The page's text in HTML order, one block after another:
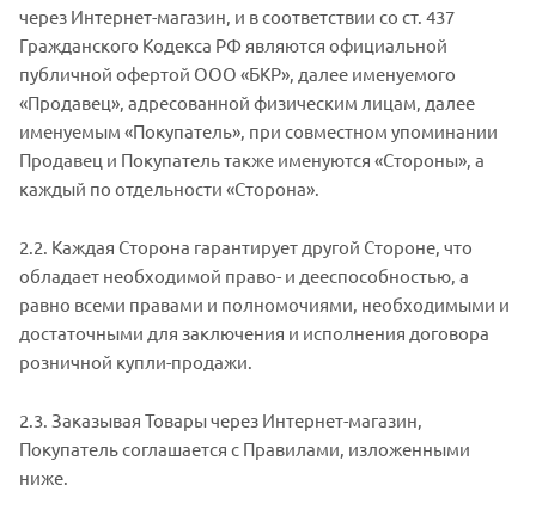
через Интернет-магазин, и в соответствии со ст. 437
Гражданского Кодекса РФ являются официальной
публичной офертой ООО «БКР», далее именуемого
«Продавец», адресованной физическим лицам, далее
именуемым «Покупатель», при совместном упоминании
Продавец и Покупатель также именуются «Стороны», а
каждый по отдельности «Сторона».
2.2. Каждая Сторона гарантирует другой Стороне, что
обладает необходимой право- и дееспособностью, а
равно всеми правами и полномочиями, необходимыми и
достаточными для заключения и исполнения договора
розничной купли-продажи.
2.3. Заказывая Товары через Интернет-магазин,
Покупатель соглашается с Правилами, изложенными
ниже.